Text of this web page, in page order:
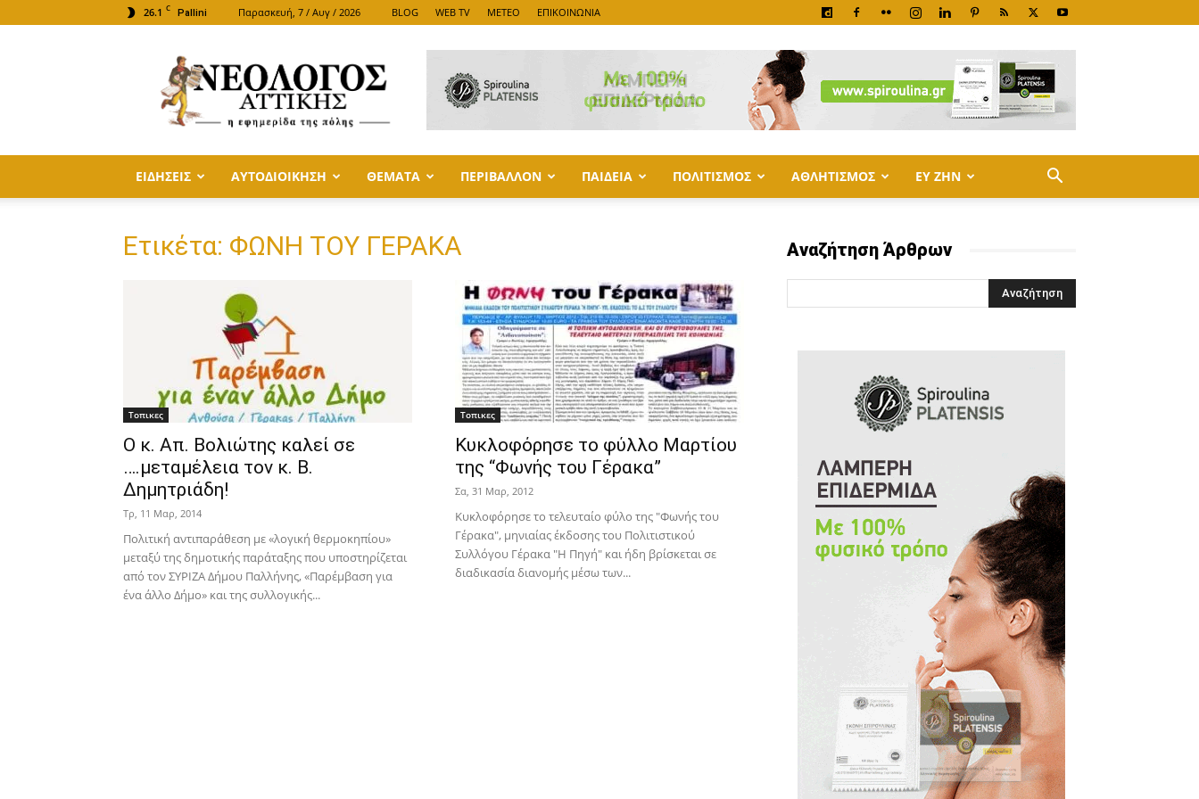
26.1 C Pallini Παρασκευή, 7 / Αυγ / 2026 BLOG WEB TV METEO ΕΠΙΚΟΙΝΩΝΙΑ
ΑΤΤΙΚΗΣ
ΕΙΔΗΣΕΙΣ ΑΥΤΟΔΙΟΙΚΗΣΗ ΘΕΜΑΤΑ ΠΕΡΙΒΑΛΛΟΝ ΠΑΙΔΕΙΑ ΠΟΛΙΤΙΣΜΟΣ ΑΘΛΗΤΙΣΜΟΣ ΕΥ ΖΗΝ
Ετικέτα: ΦΩΝΗ ΤΟΥ ΓΕΡΑΚΑ
Τοπικες
Ο κ. Απ. Βολιώτης καλεί σε
….μεταμέλεια τον κ. Β.
Δημητριάδη!
Τρ, 11 Μαρ, 2014
Πολιτική αντιπαράθεση με «λογική θερμοκηπίου»
μεταξύ της δημοτικής παράταξης που υποστηρίζεται
από τον ΣΥΡΙΖΑ Δήμου Παλλήνης, «Παρέμβαση για
ένα άλλο Δήμο» και της συλλογικής...
Τοπικες
Κυκλοφόρησε το φύλλο Μαρτίου
της “Φωνής του Γέρακα”
Σα, 31 Μαρ, 2012
Κυκλοφόρησε το τελευταίο φύλο της "Φωνής του
Γέρακα", μηνιαίας έκδοσης του Πολιτιστικού
Συλλόγου Γέρακα "Η Πηγή" και ήδη βρίσκεται σε
διαδικασία διανομής μέσω των...
Αναζήτηση Άρθρων